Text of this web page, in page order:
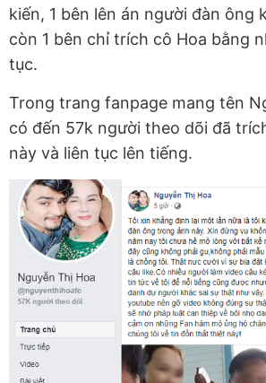
kiến, 1 bên lên án người đàn ông
còn 1 bên chỉ trích cô Hoa bằng
tục.
Trong trang fanpage mang tên
có đến 57k người theo dõi đã
này và liên tục lên tiếng.